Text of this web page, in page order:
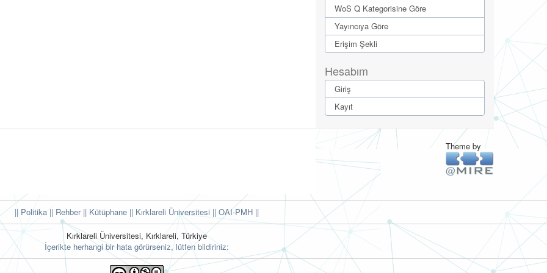
WoS Q Kategorisine Göre
Yayıncıya Göre
Erişim Şekli
Hesabım
Giriş
Kayıt
Theme by
|| Politika || Rehber|| Kütüphane || Kırklareli Üniversitesi || OAI-PMH ||
Kırklareli Üniversitesi, Kırklareli, Türkiye
İçerikte herhangi bir hata görürseniz, lütfen bildiriniz: